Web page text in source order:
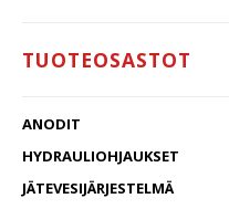
TUOTEOSASTOT
ANODIT
HYDRAULIOHJAUKSET
JÄTEVESIJÄRJESTELMÄ